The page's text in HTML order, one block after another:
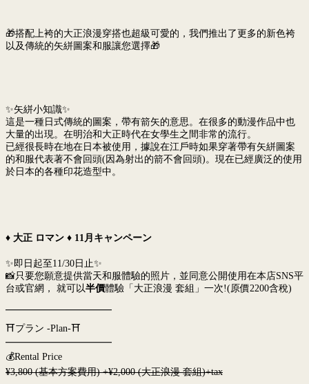
🎁搭配上袴的大正浪漫穿搭也超級可愛的，我們推出了更多的新色袴
以及傳統的矢絣圖案和服讓您選擇🎁
✨矢絣小知識✨
這是一種日式傳統的圖案，帶有箭矢的意思。在很多的動漫作品中也
大量的出現。在明治和大正時代在女學生之間非常的流行。
已經很長時在地在日本被使用，據說在江戶時如果穿著帶有矢絣圖案
的和服代表著不會回頭(因為射出的箭不會回頭)。現在已經廣泛的使用
於日本的各種印花造型中。
♦️ 大正 ロマン ♦️ 11月キャンペーン
✨即日起至11/30日止✨
📸只要您願意提供當天和服體驗的照片，並同意公開使用在本店SNS平
台或官網， 就可以半價體驗「大正浪漫 套組」一次!(原價2200含稅)
━━━━━━━━━━━
⛩プラン -Plan-⛩
━━━━━━━━━━━
💰Rental Price
¥3,800 (基本方案費用) +¥2,000 (大正浪漫 套組)+tax